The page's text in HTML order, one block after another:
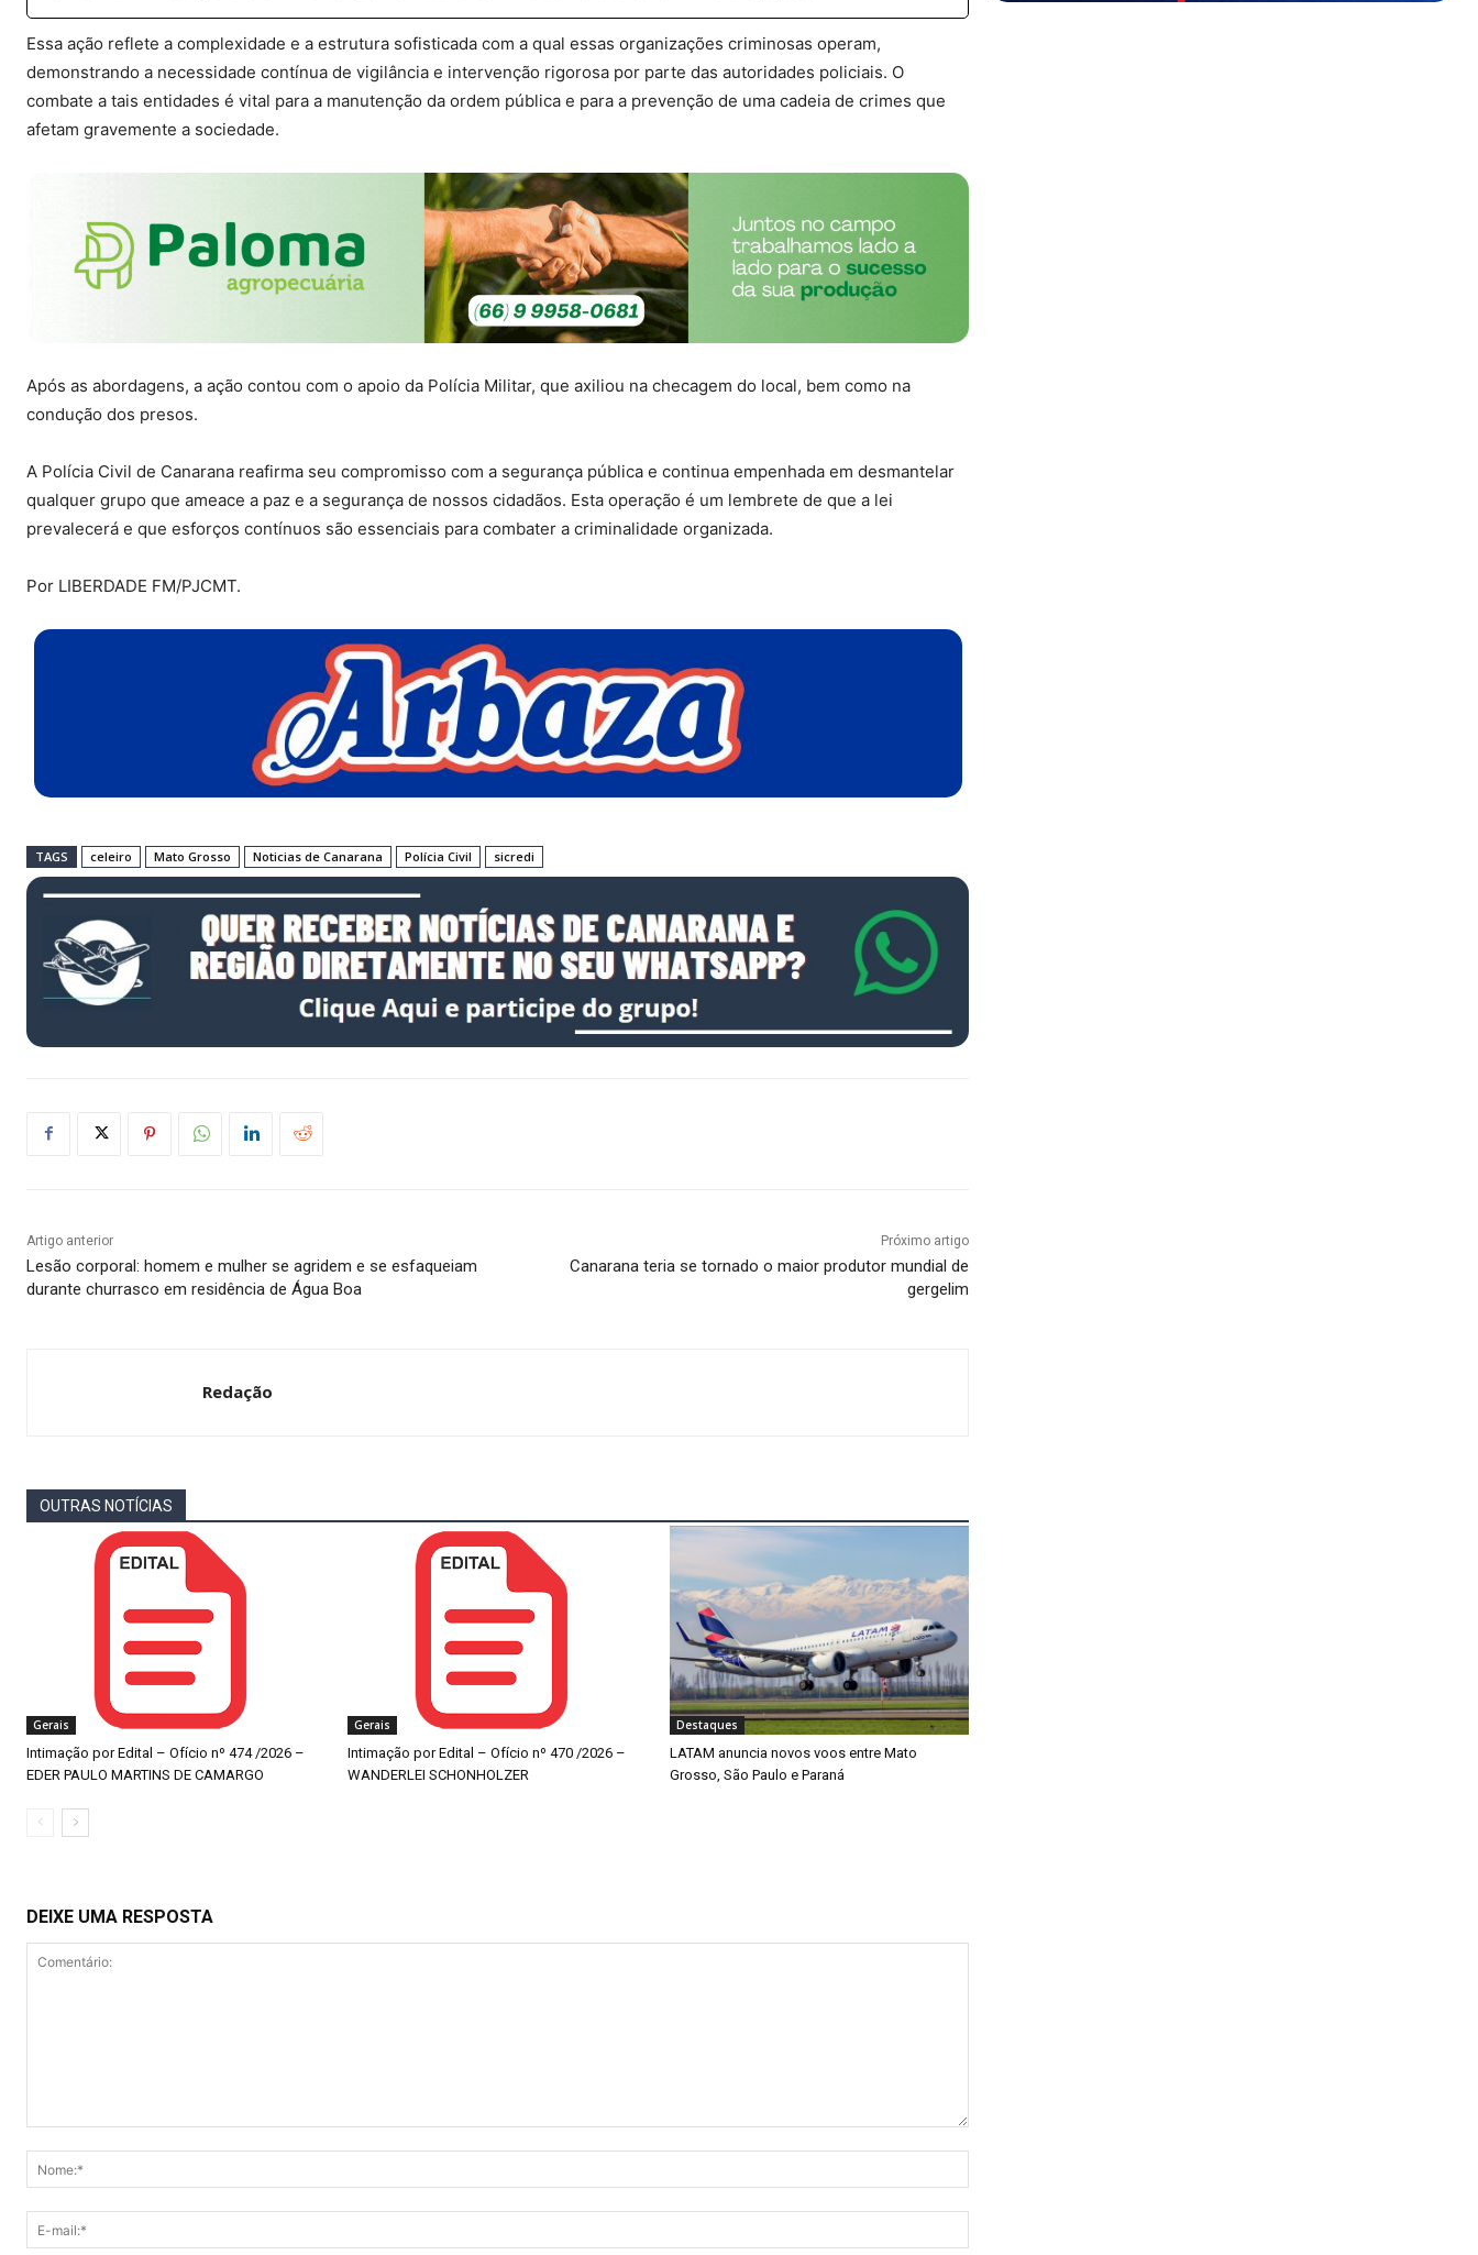
Essa ação reflete a complexidade e a estrutura sofisticada com a qual essas organizações criminosas operam,
demonstrando a necessidade contínua de vigilância e intervenção rigorosa por parte das autoridades policiais. O
combate a tais entidades é vital para a manutenção da ordem pública e para a prevenção de uma cadeia de crimes que
afetam gravemente a sociedade.
Após as abordagens, a ação contou com o apoio da Polícia Militar, que axiliou na checagem do local, bem como na
condução dos presos.
A Polícia Civil de Canarana reafirma seu compromisso com a segurança pública e continua empenhada em desmantelar
qualquer grupo que ameace a paz e a segurança de nossos cidadãos. Esta operação é um lembrete de que a lei
prevalecerá e que esforços contínuos são essenciais para combater a criminalidade organizada.
Por LIBERDADE FM/PJCMT.
TAGS celeiro Mato Grosso Noticias de Canarana Polícia Civil sicredi
Artigo anterior
Lesão corporal: homem e mulher se agridem e se esfaqueiam
durante churrasco em residência de Água Boa
Próximo artigo
Canarana teria se tornado o maior produtor mundial de
gergelim
Redação
OUTRAS NOTÍCIAS
Gerais
Intimação por Edital – Ofício nº 474 /2026 –
EDER PAULO MARTINS DE CAMARGO
Gerais
Intimação por Edital – Ofício nº 470 /2026 –
WANDERLEI SCHONHOLZER
Destaques
LATAM anuncia novos voos entre Mato
Grosso, São Paulo e Paraná
DEIXE UMA RESPOSTA
mail:*